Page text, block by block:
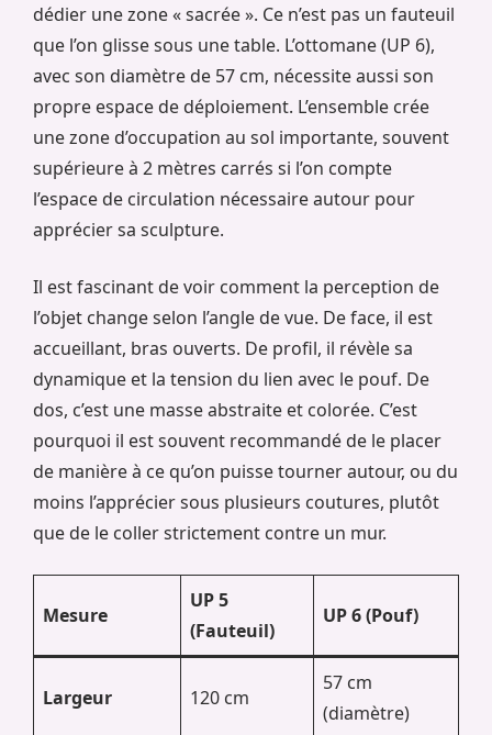
dédier une zone « sacrée ». Ce n’est pas un fauteuil
que l’on glisse sous une table. L’ottomane (UP 6),
avec son diamètre de 57 cm, nécessite aussi son
propre espace de déploiement. L’ensemble crée
une zone d’occupation au sol importante, souvent
supérieure à 2 mètres carrés si l’on compte
l’espace de circulation nécessaire autour pour
apprécier sa sculpture.
Il est fascinant de voir comment la perception de
l’objet change selon l’angle de vue. De face, il est
accueillant, bras ouverts. De profil, il révèle sa
dynamique et la tension du lien avec le pouf. De
dos, c’est une masse abstraite et colorée. C’est
pourquoi il est souvent recommandé de le placer
de manière à ce qu’on puisse tourner autour, ou du
moins l’apprécier sous plusieurs coutures, plutôt
que de le coller strictement contre un mur.
Mesure
UP 5
(Fauteuil)
UP 6 (Pouf)
Largeur 120 cm
57 cm
(diamètre)